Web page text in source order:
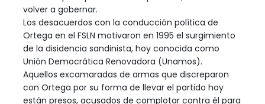
volver a gobernar.
Los desacuerdos con la conducción política de
Ortega en el FSLN motivaron en 1995 el surgimiento
de la disidencia sandinista, hoy conocida como
Unión Democrática Renovadora (Unamos).
Aquellos excamaradas de armas que discreparon
con Ortega por su forma de llevar el partido hoy
están presos, acusados de complotar contra él para